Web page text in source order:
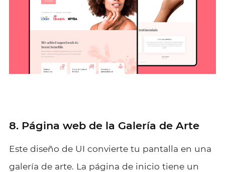
8. Página web de la Galería de Arte
Este diseño de UI convierte tu pantalla en una
galería de arte. La página de inicio tiene un